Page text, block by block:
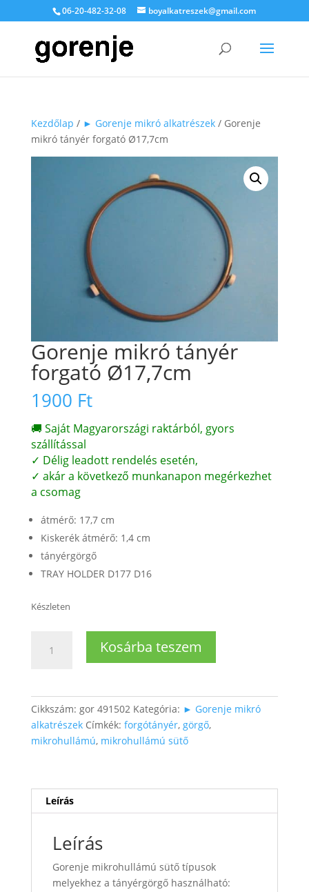
06-20-482-32-08 boyalkatreszek@gmail.com
Kezdőlap / ► Gorenje mikró alkatrészek/ Gorenje
mikró tányér forgató Ø17,7cm
Gorenje mikró tányér
forgató Ø17,7cm
1900 Ft
🚚 Saját Magyarországi raktárból, gyors
szállítással
✓ Délig leadott rendelés esetén,
✓ akár a következő munkanapon megérkezhet
a csomag
átmérő: 17,7 cm
Kiskerék átmérő: 1,4 cm
tányérgörgő
TRAY HOLDER D177 D16
Készleten
mikró
Ø17,7cm
mennyiség
Kosárba teszem
Cikkszám: gor 491502 Kategória: ► Gorenje mikró
alkatrészek Címkék: forgótányér, görgő,
mikrohullámú, mikrohullámú sütő
Leírás
Leírás
Gorenje mikrohullámú sütő típusok
melyekhez a tányérgörgő használható: